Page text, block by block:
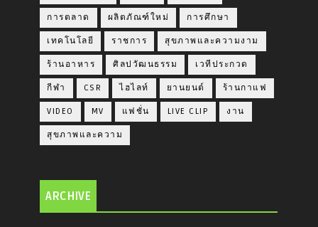
การตลาด ผลิตภัณฑ์ใหม่ การศึกษา
เทคโนโลยี ราชการ สุขภาพและความงาม
ร้านอาหาร ศิลปวัฒนธรรม เวทีประกวด
กีฬา CSR ไฮไลท์ ยานยนต์ ร้านกาแฟ
VIDEO MV แฟชั่น LIVE CLIP งาน
สุขภาพและความ
ARCHIVE